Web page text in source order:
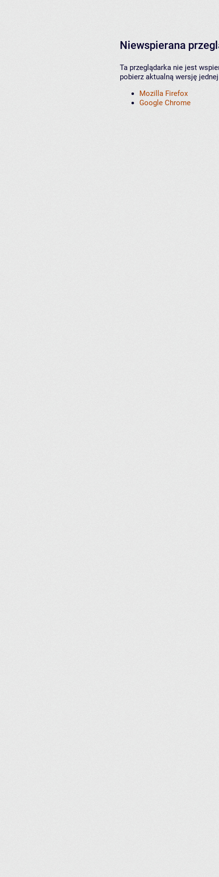
Niewspierana
Ta przeglądarka nie jest
pobierz aktualną wersję
Mozilla Firefox
Google Chrome